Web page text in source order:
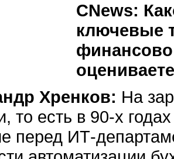
CNews:
ключевые
Хренков: На
то есть в 90-х
перед ИТ-